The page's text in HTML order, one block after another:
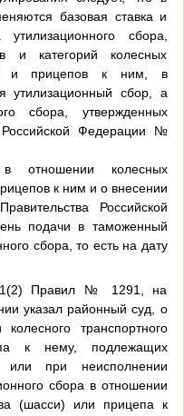
базовая ставка и
сбора,
и категорий колесных
и прицепов к ним, в
утилизационный сбор, а
сбора, утвержденных
Российской Федерации №
отношении колесных
к ним и о внесении
Российской
подачи в таможенный
сбора, то есть на дату
Правил № 1291, на
указал районный суд, о
транспортного
к нему, подлежащих
или при неисполнении
сбора в отношении
(шасси) или прицепа к